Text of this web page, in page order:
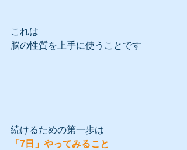
これは
脳の性質を上手に使うことです
続けるための第一歩は
「7日」やってみること